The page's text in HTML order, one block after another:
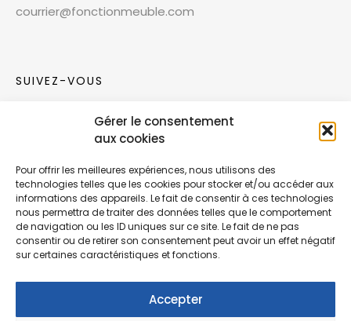
Gérer le consentement
aux cookies
Pour offrir les meilleures expériences, nous utilisons des
technologies telles que les cookies pour stocker et/ou accéder aux
informations des appareils. Le fait de consentir à ces technologies
nous permettra de traiter des données telles que le comportement
de navigation ou les ID uniques sur ce site. Le fait de ne pas
consentir ou de retirer son consentement peut avoir un effet négatif
sur certaines caractéristiques et fonctions.
Accepter
courrier@fonctionmeuble.com
SUIVEZ-VOUS
Rejoignez notre communauté sur les réseaux
Nouvelles collections, vie de l’équipe ou
inspirations : soyez informés de nos dernières
actualités.